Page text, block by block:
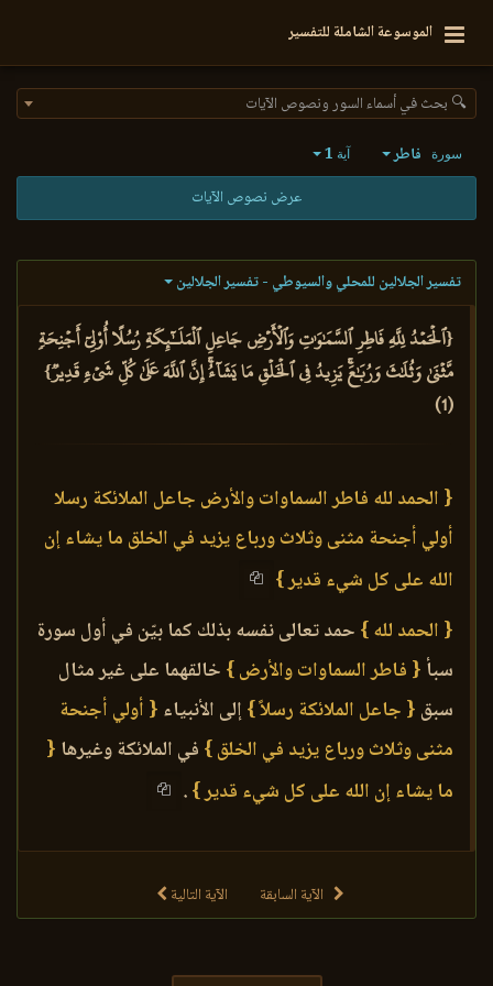
الموسوعة الشاملة للتفسير
🔍 بحث في أسماء السور ونصوص الآيات
سورة فاطر آية 1
عرض نصوص الآيات
تفسير الجلالين للمحلي والسيوطي - تفسير الجلالين
{ٱلۡحَمۡدُ لِلَّهِ فَاطِرِ ٱلسَّمَٰوَٰتِ وَٱلۡأَرۡضِ جَاعِلِ ٱلۡمَلَـٰٓئِكَةِ رُسُلًا أُوْلِيٓ أَجۡنِحَةٖ
مَّثۡنَىٰ وَثُلَٰثَ وَرُبَٰعَۚ يَزِيدُ فِي ٱلۡخَلۡقِ مَا يَشَآءُۚ إِنَّ ٱللَّهَ عَلَىٰ كُلِّ شَيۡءٖ قَدِيرٞ}
(1)
{ الحمد لله فاطر السماوات والأرض جاعل الملائكة رسلا
أولي أجنحة مثنى وثلاث ورباع يزيد في الخلق ما يشاء إن
الله على كل شيء قدير }
{ الحمد لله } حمد تعالى نفسه بذلك كما بيّن في أول سورة
سبأ { فاطر السماوات والأرض } خالقهما على غير مثال
سبق { جاعل الملائكة رسلاً }إلى الأنبياء { أولي أجنحة
مثنى وثلاث ورباع يزيد في الخلق } في الملائكة وغيرها {
ما يشاء إن الله على كل شيء قدير }.
الآية السابقة الآية التالية